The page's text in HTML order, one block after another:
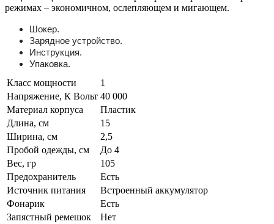
режимах – экономичном, ослепляющем и мигающем.
Шокер.
Зарядное устройство.
Инструкция.
Упаковка.
Класс мощности
1
Напряжение, К Вольт 40 000
Материал корпуса
Пластик
Длина, см
15
Ширина, см
2,5
Пробой одежды, см
До 4
Вес, гр
105
Предохранитель
Есть
Источник питания
Встроенный аккумулятор
Фонарик
Есть
Запястный ремешок
Нет